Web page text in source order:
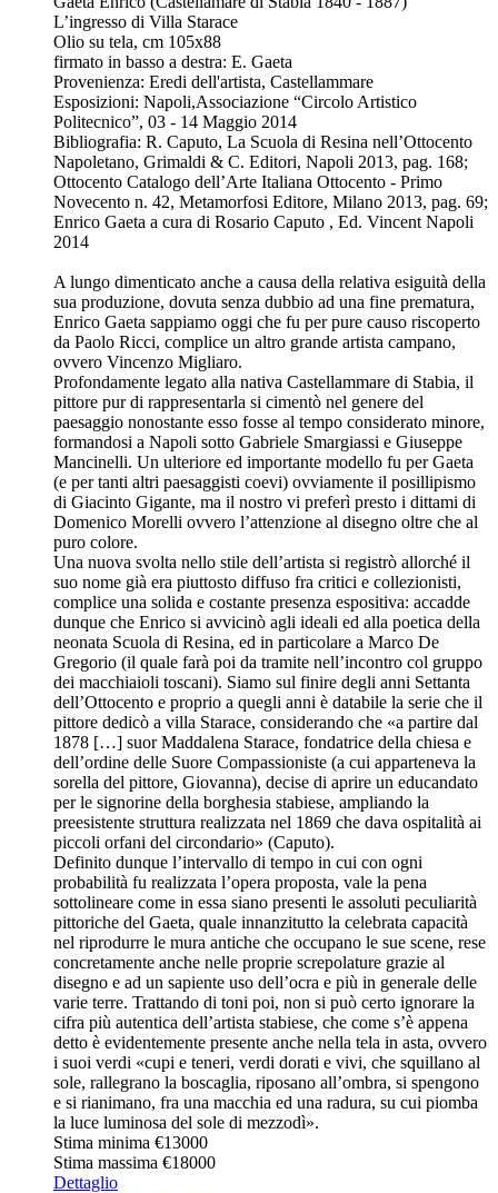
L’ingresso di Villa Starace
Olio su tela, cm 105x88
firmato in basso a destra: E. Gaeta
Provenienza: Eredi dell'artista, Castellammare
Esposizioni: Napoli,Associazione “Circolo Artistico
Politecnico”, 03 - 14 Maggio 2014
Bibliografia: R. Caputo, La Scuola di Resina nell’Ottocento
Napoletano, Grimaldi & C. Editori, Napoli 2013, pag. 168;
Ottocento Catalogo dell’Arte Italiana Ottocento - Primo
Novecento n. 42, Metamorfosi Editore, Milano 2013, pag. 69;
Enrico Gaeta a cura di Rosario Caputo , Ed. Vincent Napoli
2014
A lungo dimenticato anche a causa della relativa esiguità della
sua produzione, dovuta senza dubbio ad una fine prematura,
Enrico Gaeta sappiamo oggi che fu per pure causo riscoperto
da Paolo Ricci, complice un altro grande artista campano,
ovvero Vincenzo Migliaro.
Profondamente legato alla nativa Castellammare di Stabia, il
pittore pur di rappresentarla si cimentò nel genere del
paesaggio nonostante esso fosse al tempo considerato minore,
formandosi a Napoli sotto Gabriele Smargiassi e Giuseppe
Mancinelli. Un ulteriore ed importante modello fu per Gaeta
(e per tanti altri paesaggisti coevi) ovviamente il posillipismo
di Giacinto Gigante, ma il nostro vi preferì presto i dittami di
Domenico Morelli ovvero l’attenzione al disegno oltre che al
puro colore.
Una nuova svolta nello stile dell’artista si registrò allorché il
suo nome già era piuttosto diffuso fra critici e collezionisti,
complice una solida e costante presenza espositiva: accadde
dunque che Enrico si avvicinò agli ideali ed alla poetica della
neonata Scuola di Resina, ed in particolare a Marco De
Gregorio (il quale farà poi da tramite nell’incontro col gruppo
dei macchiaioli toscani). Siamo sul finire degli anni Settanta
dell’Ottocento e proprio a quegli anni è databile la serie che il
pittore dedicò a villa Starace, considerando che «a partire dal
1878 […] suor Maddalena Starace, fondatrice della chiesa e
dell’ordine delle Suore Compassioniste (a cui apparteneva la
sorella del pittore, Giovanna), decise di aprire un educandato
per le signorine della borghesia stabiese, ampliando la
preesistente struttura realizzata nel 1869 che dava ospitalità ai
piccoli orfani del circondario» (Caputo).
Definito dunque l’intervallo di tempo in cui con ogni
probabilità fu realizzata l’opera proposta, vale la pena
sottolineare come in essa siano presenti le assoluti peculiarità
pittoriche del Gaeta, quale innanzitutto la celebrata capacità
nel riprodurre le mura antiche che occupano le sue scene, rese
concretamente anche nelle proprie screpolature grazie al
disegno e ad un sapiente uso dell’ocra e più in generale delle
varie terre. Trattando di toni poi, non si può certo ignorare la
cifra più autentica dell’artista stabiese, che come s’è appena
detto è evidentemente presente anche nella tela in asta, ovvero
i suoi verdi «cupi e teneri, verdi dorati e vivi, che squillano al
sole, rallegrano la boscaglia, riposano all’ombra, si spengono
e si rianimano, fra una macchia ed una radura, su cui piomba
la luce luminosa del sole di mezzodì».
Stima minima €13000
Stima massima €18000
Dettaglio